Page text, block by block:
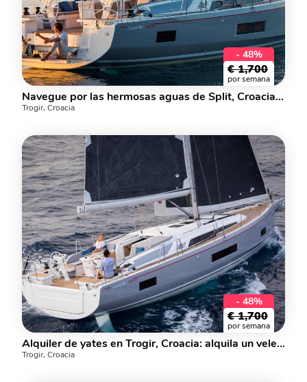
- 48%
€ 1,700
por semana
Navegue por las hermosas aguas de Split, Croacia, a bordo de este gran barco de alquiler.
Trogir, Croacia
- 48%
€ 1,700
por semana
Alquiler de yates en Trogir, Croacia: alquila un velero para hasta 6 personas.
Trogir, Croacia